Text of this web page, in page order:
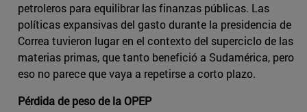
petroleros para equilibrar las finanzas públicas. Las
políticas expansivas del gasto durante la presidencia de
Correa tuvieron lugar en el contexto del superciclo de las
materias primas, que tanto benefició a Sudamérica, pero
eso no parece que vaya a repetirse a corto plazo.
Pérdida de peso de la OPEP